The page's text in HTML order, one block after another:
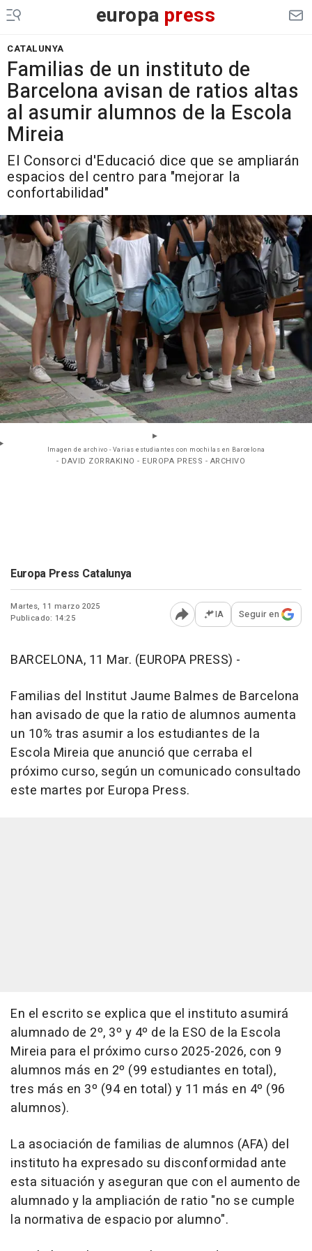
europa press
CATALUNYA
Familias de un instituto de
Barcelona avisan de ratios altas
al asumir alumnos de la Escola
Mireia
El Consorci d'Educació dice que se ampliarán
espacios del centro para "mejorar la
confortabilidad"
Imagen de archivo - Varias estudiantes con mochilas en Barcelona
- DAVID ZORRAKINO - EUROPA PRESS - ARCHIVO
Europa Press Catalunya
Martes, 11 marzo 2025
Publicado: 14:25
Abrir opciones para
IA Seguir en
BARCELONA, 11 Mar. (EUROPA PRESS) -
Familias del Institut Jaume Balmes de Barcelona
han avisado de que la ratio de alumnos aumenta
un 10% tras asumir a los estudiantes de la
Escola Mireia que anunció que cerraba el
próximo curso, según un comunicado consultado
este martes por Europa Press.
En el escrito se explica que el instituto asumirá
alumnado de 2º, 3º y 4º de la ESO de la Escola
Mireia para el próximo curso 2025-2026, con 9
alumnos más en 2º (99 estudiantes en total),
tres más en 3º (94 en total) y 11 más en 4º (96
alumnos).
La asociación de familias de alumnos (AFA) del
instituto ha expresado su disconformidad ante
esta situación y aseguran que con el aumento de
alumnado y la ampliación de ratio "no se cumple
la normativa de espacio por alumno".